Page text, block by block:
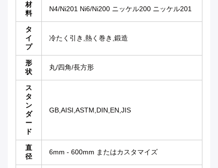
材
料
N4/Ni201 Ni6/Ni200 ニッケル200 ニッケル201
タ
イ
プ
冷たく引き,熱く巻き,鍛造
形
状
丸/四角/長方形
ス
タ
ン
ダ
ー
ド
GB,AISI,ASTM,DIN,EN,JIS
直
径
6mm - 600mm またはカスタマイズ